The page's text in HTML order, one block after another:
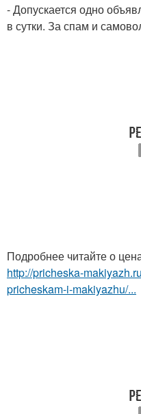
- Допускается одно
в сутки. За спам и
Подробнее читайте о
http://pricheska-
pricheskam-i-makiyazhu/...